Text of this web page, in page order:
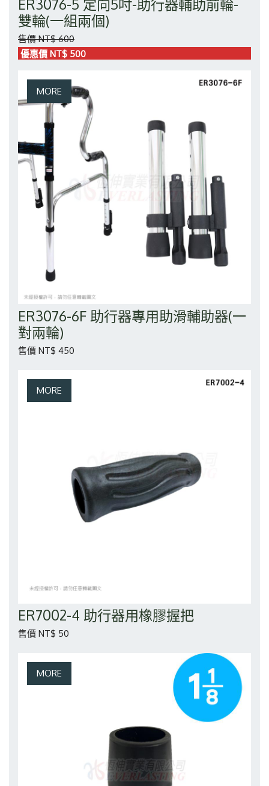
ER3076-5 定向5吋-助行器輔助前輪-
雙輪(一組兩個)
售價 NT$ 600
優惠價 NT$ 500
ER3076-6F 助行器專用助滑輔助器(一
對兩輪)
售價 NT$ 450
ER7002-4 助行器用橡膠握把
售價 NT$ 50